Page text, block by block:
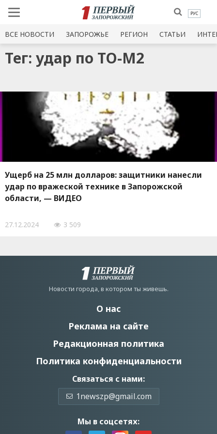
РУС
ВСЕ НОВОСТИ ЗАПОРОЖЬЕ РЕГИОН СТАТЬИ
Тег: удар по ТО-М2
Ущерб на 25 млн долларов: защитники нанесли
удар по вражеской технике в Запорожской
области, — ВИДЕО
27.12.2024 3 509
Новости города, в котором ты живешь.
О нас
Реклама на сайте
Редакционная политика
Политика конфиденциальности
Связаться с нами:
1newszp@gmail.com
Мы в соцсетях: